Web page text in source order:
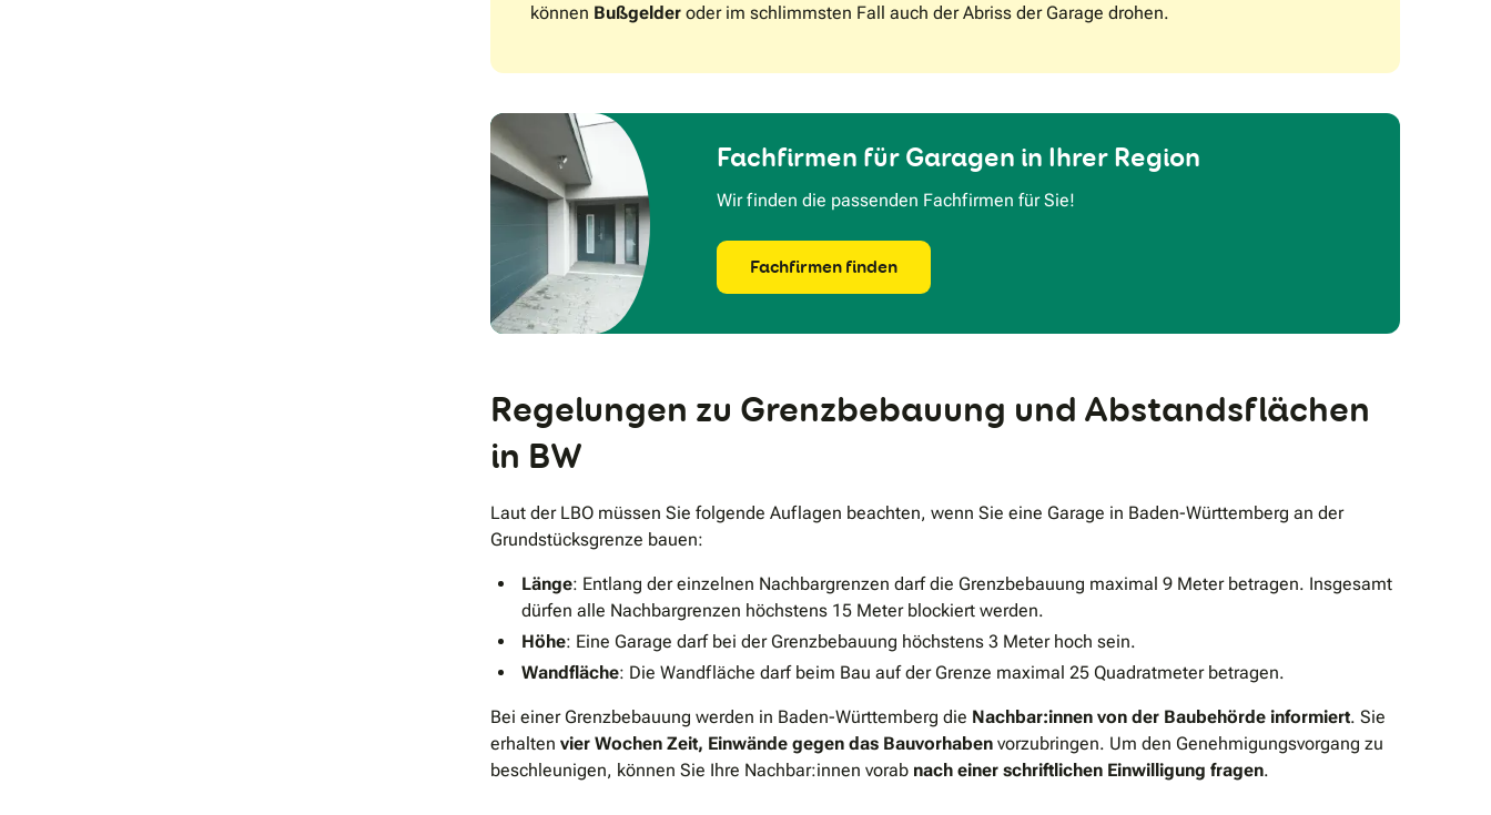
können Bußgelder oder im schlimmsten Fall auch der Abriss der Garage drohen.
Fachfirmen für Garagen in Ihrer Region
Wir finden die passenden Fachfirmen für Sie!
Fachfirmen finden
Regelungen zu Grenzbebauung und Abstandsflächen
in BW
Laut der LBO müssen Sie folgende Auflagen beachten, wenn Sie eine Garage in Baden-Württemberg an der
Grundstücksgrenze bauen:
Länge: Entlang der einzelnen Nachbargrenzen darf die Grenzbebauung maximal 9 Meter betragen. Insgesamt
dürfen alle Nachbargrenzen höchstens 15 Meter blockiert werden.
Höhe: Eine Garage darf bei der Grenzbebauung höchstens 3 Meter hoch sein.
Wandfläche: Die Wandfläche darf beim Bau auf der Grenze maximal 25 Quadratmeter betragen.
Bei einer Grenzbebauung werden in Baden-Württemberg die Nachbar:innen von der Baubehörde informiert. Sie
erhalten vier Wochen Zeit, Einwände gegen das Bauvorhaben vorzubringen. Um den Genehmigungsvorgang zu
beschleunigen, können Sie Ihre Nachbar:innen vorab nach einer schriftlichen Einwilligung fragen.